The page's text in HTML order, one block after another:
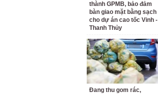
thành GPMB, bảo đảm
bàn giao mặt bằng sạch
cho dự án cao tốc Vinh -
Thanh Thủy
Đang thu gom rác,